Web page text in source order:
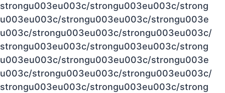
strongu003eu003c/strongu003eu003c/strong
u003eu003c/strongu003eu003c/strongu003e
u003c/strongu003eu003c/strongu003eu003c/
strongu003eu003c/strongu003eu003c/strong
u003eu003c/strongu003eu003c/strongu003e
u003c/strongu003eu003c/strongu003eu003c/
strongu003eu003c/strongu003eu003c/strong